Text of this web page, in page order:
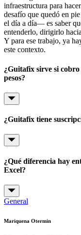
infraestructura para
desafío que quedó en
el día a día— es saber
entenderlo, dirigirlo
Y para ese trabajo, ya
este contexto.
¿Guitafix sirve si cobro
pesos?
¿Guitafix tiene
¿Qué diferencia hay
Excel?
General
Mariquena Otermin